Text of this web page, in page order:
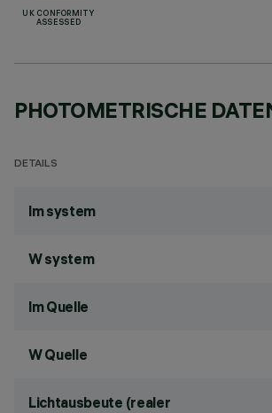
UK CONFORMITY
ASSESSED
PHOTOMETRISCHE
DETAILS
lm system
W system
lm Quelle
W Quelle
Lichtausbeute (realer